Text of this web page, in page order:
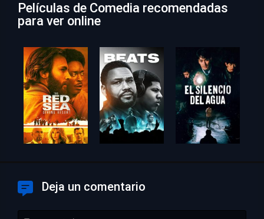
Películas de Comedia recomendadas
para ver online
Deja un comentario